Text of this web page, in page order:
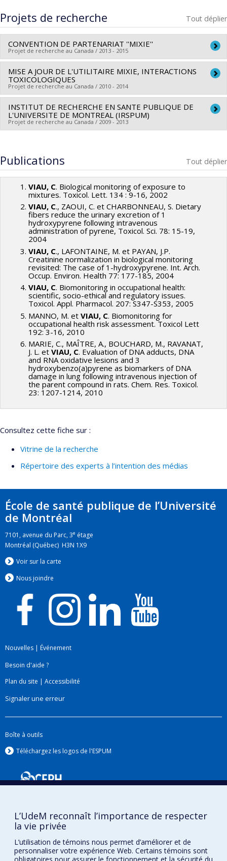
Cycle :Maîtrise
Diplôme obtenu :M. Sc.
Projets de recherche Tout déplier
CONVENTION DE PARTENARIAT ''MIXIE''
Projet de recherche au Canada / 2013 - 2015
Chercheur principal : Claude Viau
Co-chercheurs : Marc Baril ,Adolf Vyskocil
Sources de financement :Institut national de recherche et
de sécurité
Programmes de subvention :
MISE A JOUR DE L'UTILITAIRE MIXIE, INTERACTIONS
TOXICOLOGIQUES
Projet de recherche au Canada / 2010 - 2014
Chercheur principal : Adolf Vyskocil
Co-chercheurs : Claude Viau,Daniel Drolet
Sources de financement :IRSST/Institut de recherche
Programmes de subvention :
INSTITUT DE RECHERCHE EN SANTE PUBLIQUE DE
L'UNIVERSITE DE MONTREAL (IRSPUM)
Projet de recherche au Canada / 2009 - 2013
Publications Tout déplier
VIAU, C. Biological monitoring of exposure to
mixtures. Toxicol. Lett. 134 : 9-16, 2002
VIAU, C., ZAOUI, C. et CHARBONNEAU, S. Dietary
fibers reduce the urinary excretion of 1
hydroxypyrene following intravenous
administration of pyrene, Toxicol. Sci. 78: 15-19,
2004
VIAU, C., LAFONTAINE, M. et PAYAN, J.P.
Creatinine normalization in biological monitoring
revisited: The case of 1-hydroxypyrene. Int. Arch.
Occup. Environ. Health 77: 177-185, 2004
VIAU, C. Biomonitoring in occupational health:
scientific, socio-ethical and regulatory issues.
Toxicol. Appl. Pharmacol. 207: S347-S353, 2005
MANNO, M. et VIAU, C. Biomonitoring for
occupational health risk assessment. Toxicol Lett
192: 3-16, 2010
MARIE, C., MAÎTRE, A., BOUCHARD, M., RAVANAT,
J. L. et VIAU, C. Evaluation of DNA adducts, DNA
and RNA oxidative lesions and 3
hydroxybenzo(a)pyrene as biomarkers of DNA
damage in lung following intravenous injection of
the parent compound in rats. Chem. Res. Toxicol.
23: 1207-1214, 2010
Consultez cette fiche sur :
Vitrine de la recherche
Répertoire des experts à l’intention des médias
École de santé publique de l’Université
de Montréal
7101, avenue du Parc, 3e étage
Montréal (Québec) H3N 1X9
Voir sur la carte
Nous joindre
Nouvelles | Événement
Besoin d'aide ?
Plan du site | Accessibilité
Signaler une erreur
Boîte à outils
Téléchargez les logos de l'ESPUM
Confidentialité
L’UdeM reconnaît l’importance de respecter
la vie privée
L’utilisation de témoins nous permet d’améliorer et de
personnaliser votre expérience Web. Certains témoins sont
obligatoires pour assurer le fonctionnement et la sécurité du